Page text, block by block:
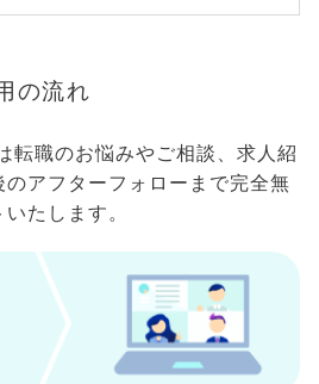
の流れ
転職のお悩みやご相談、求人紹
アフターフォローまで完全無
たします。